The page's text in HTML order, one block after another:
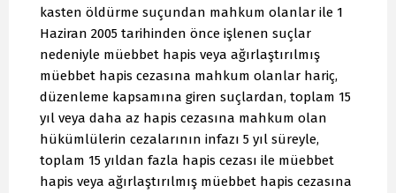
kasten öldürme suçundan mahkum olanlar ile 1
Haziran 2005 tarihinden önce işlenen suçlar
nedeniyle müebbet hapis veya ağırlaştırılmış
müebbet hapis cezasına mahkum olanlar hariç,
düzenleme kapsamına giren suçlardan, toplam 15
yıl veya daha az hapis cezasına mahkum olan
hükümlülerin cezalarının infazı 5 yıl süreyle,
toplam 15 yıldan fazla hapis cezası ile müebbet
hapis veya ağırlaştırılmış müebbet hapis cezasına